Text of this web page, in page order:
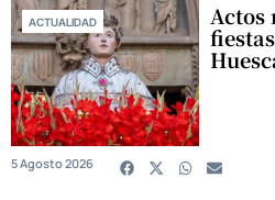
ACTUALIDAD Actos
5 Agosto 2026